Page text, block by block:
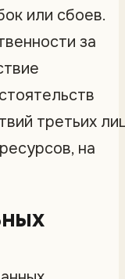
или сбоев.
за
третьих
на